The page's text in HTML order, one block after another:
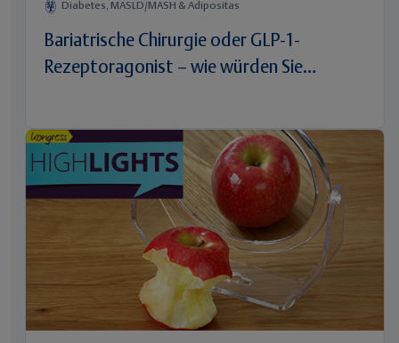
Diabetes, MASLD/MASH & Adipositas
Bariatrische Chirurgie oder GLP-1-
Rezeptoragonist – wie würden Sie